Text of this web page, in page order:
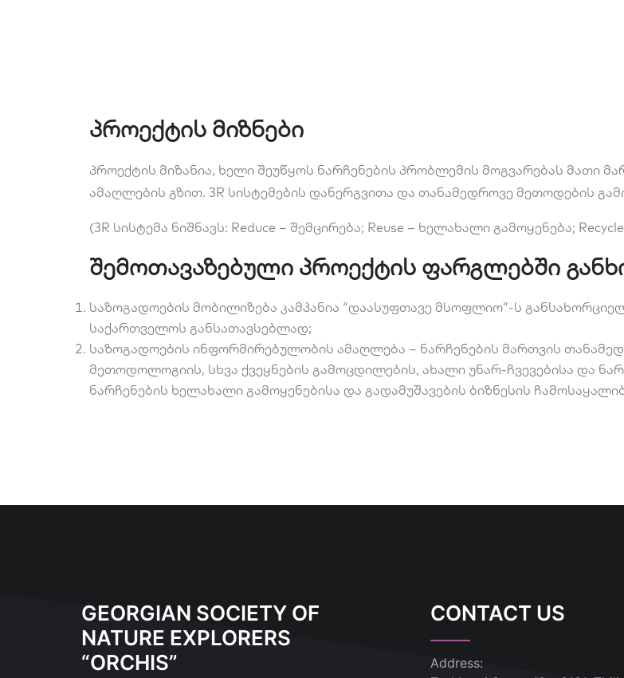
პროექტის მიზნები
პროექტის მიზანია, ხელი შეუწყოს ნარჩენების პრობლემის მოგვარებას მათი
ამაღლების გზით. 3R სისტემების დანერგვითა და თანამედროვე მეთოდების
(3R სისტემა ნიშნავს: Reduce – შემცირება; Reuse – ხელახალი გამოყენება;
შემოთავაზებული პროექტის ფარგლებში
საზოგადოების მობილიზება კამპანია “დაასუფთავე მსოფლიო”-ს
საქართველოს განსათავსებლად;
საზოგადოების ინფორმირებულობის ამაღლება – ნარჩენების მართვის
მეთოდოლოგიის, სხვა ქვეყნების გამოცდილების, ახალი უნარ-ჩვევებისა და
ნარჩენების ხელახალი გამოყენებისა და გადამუშავების ბიზნესის
GEORGIAN SOCIETY OF
NATURE EXPLORERS
“ORCHIS”
CONTACT US
Address: